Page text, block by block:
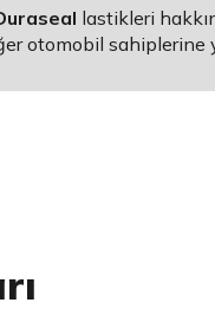
lastikleri
otomobil sahiplerine